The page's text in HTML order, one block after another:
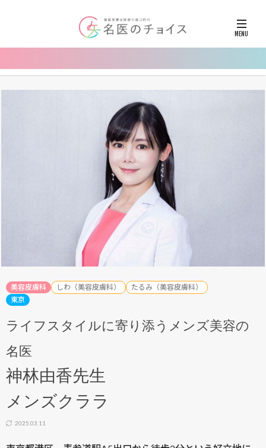
美容皮膚科 しわ（美容皮膚科）
たるみ（美容皮膚科）
東京
ライフスタイルに寄り添うメンズ美容の
名医
神林由香先生
メンズクララ
2025.03.11